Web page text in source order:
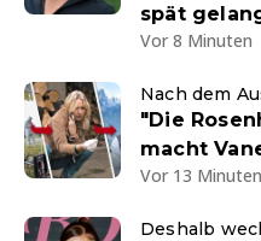
spät
Vor 8 Minuten
Nach dem
"Die
macht
Vor 13 Minuten
Deshalb